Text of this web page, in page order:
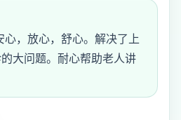
心，放心，舒心。解决了上
大问题。耐心帮助老人讲